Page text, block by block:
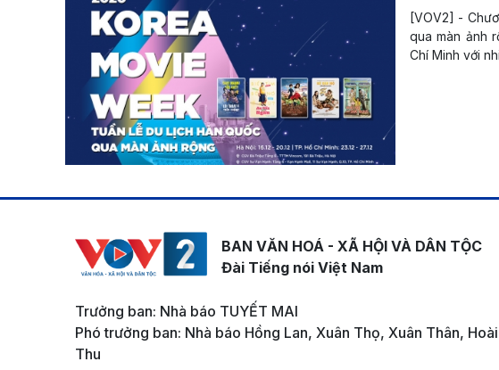
[VOV2] -
qua màn ảnh
Chí Minh với
BAN VĂN HOÁ - XÃ HỘI VÀ DÂN TỘC
Đài Tiếng nói Việt Nam
Trưởng ban: Nhà báo TUYẾT MAI
Phó trưởng ban: Nhà báo Hồng Lan, Xuân Thọ, Xuân Thân, Hoài
Thu